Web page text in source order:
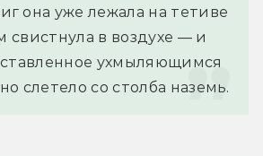
она уже лежала на тетиве
свистнула в воздухе — и
ухмыляющимся
слетело со столба наземь.